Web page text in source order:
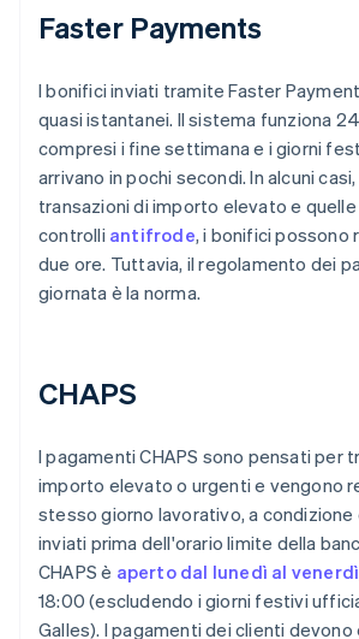
Faster Payments
I bonifici inviati tramite Faster
quasi istantanei. Il sistema funziona
compresi i fine settimana e i giorni
arrivano in pochi secondi. In alcuni
transazioni di importo elevato e
controlli antifrode, i bonifici possono
due ore. Tuttavia, il regolamento dei
giornata è la norma.
CHAPS
I pagamenti CHAPS sono pensati per
importo elevato o urgenti e vengono
stesso giorno lavorativo, a condizione
inviati prima dell'orario limite della
CHAPS è aperto dal lunedì al venerdì
18:00 (escludendo i giorni festivi
Galles). I pagamenti dei clienti